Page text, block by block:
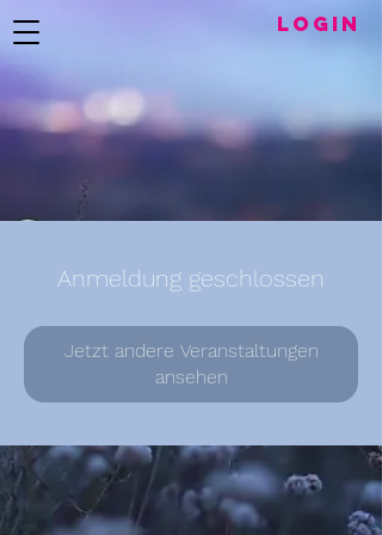
LogIN
Anmeldung geschlossen
Jetzt andere Veranstaltungen
ansehen